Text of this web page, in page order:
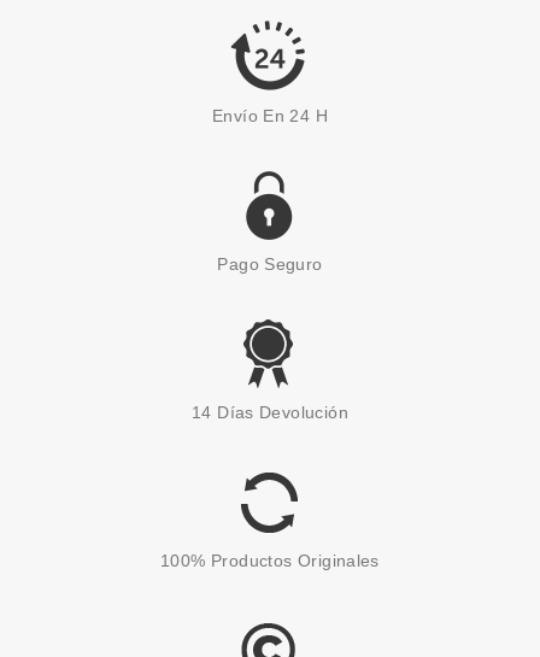
2.99€
L´OREAL
PALETTE INFALLIBLE SCULPT
2.90€
Envío En 24 H
Pago Seguro
14 Días Devolución
100% Productos Originales